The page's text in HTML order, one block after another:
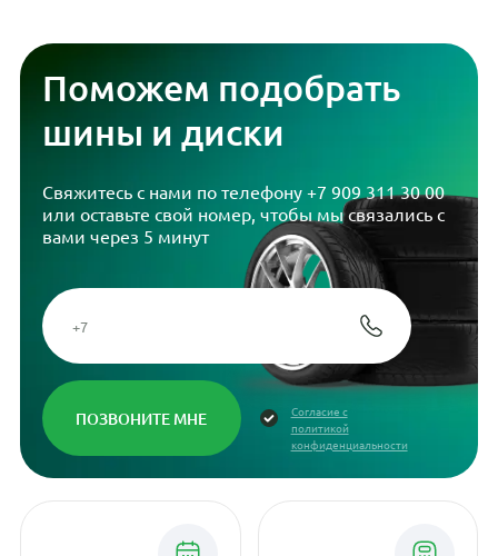
Поможем подобрать
шины и диски
Свяжитесь с нами по телефону +7 909 311 30 00
или оставьте свой номер, чтобы мы связались с
вами через 5 минут
Согласие с
политикой
конфиденциальности